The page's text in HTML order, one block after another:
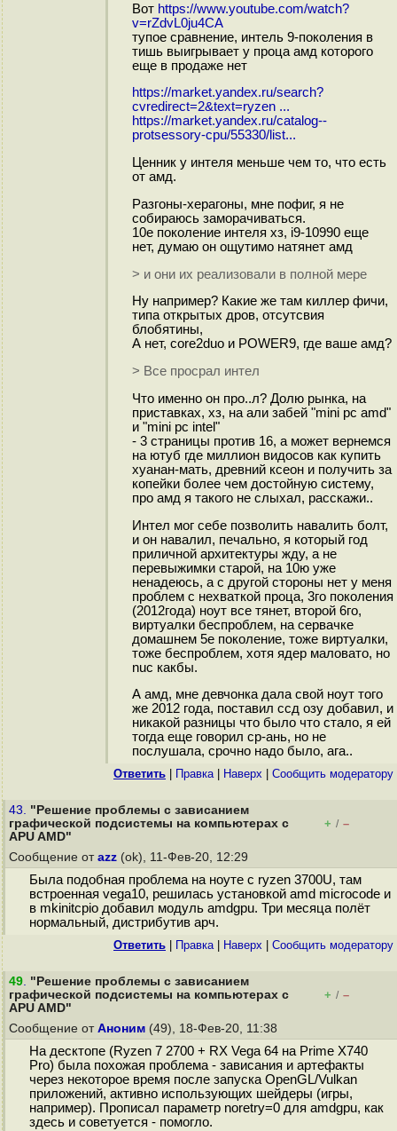
Вот https://www.youtube.com/watch?
v=rZdvL0ju4CA
тупое сравнение, интель 9-поколения в
тишь выигрывает у проца амд которого
еще в продаже нет
https://market.yandex.ru/search?
cvredirect=2&text=ryzen ...
https://market.yandex.ru/catalog--
protsessory-cpu/55330/list...
Ценник у интеля меньше чем то, что есть
от амд.
Разгоны-херагоны, мне пофиг, я не
собираюсь заморачиваться.
10е поколение интеля хз, i9-10990 еще
нет, думаю он ощутимо натянет амд
> и они их реализовали в полной мере
Ну например? Какие же там киллер фичи,
типа открытых дров, отсутсвия
блобятины,
А нет, core2duo и POWER9, где ваше амд?
> Все прос⁠рал интел
Что именно он про..л? Долю рынка, на
приставках, хз, на али забей "mini pc amd"
и "mini pc intel"
- 3 страницы против 16, а может вернемся
на ютуб где миллион видосов как купить
хуанан-мать, древний ксеон и получить за
копейки более чем достойную систему,
про амд я такого не слыхал, расскажи..
Интел мог себе позволить навалить болт,
и он навалил, печально, я который год
приличной архитектуры жду, а не
перевыжимки старой, на 10ю уже
ненадеюсь, а с другой стороны нет у меня
проблем с нехваткой проца, 3го поколения
(2012года) ноут все тянет, второй 6го,
виртуалки беспроблем, на сервачке
домашнем 5е поколение, тоже виртуалки,
тоже беспроблем, хотя ядер маловато, но
nuc какбы.
А амд, мне девчонка дала свой ноут того
же 2012 года, поставил ссд озу добавил, и
никакой разницы что было что стало, я ей
тогда еще говорил ср-ань, но не
послушала, срочно надо было, ага..
Ответить Правка| Наверх Cообщить модератору
43. "Решение проблемы с зависанием
графической подсистемы на компьютерах с
APU AMD"
+ / –
Сообщение от azz (ok), 11-Фев-20, 12:29
Была подобная проблема на ноуте с ryzen 3700U, там
встроенная vega10, решилась установкой amd microcode и
в mkinitcpio добавил модуль amdgpu. Три месяца полёт
нормальный, дистрибутив арч.
Ответить Правка| Наверх Cообщить модератору
49. "Решение проблемы с зависанием
графической подсистемы на компьютерах с
APU AMD"
+ / –
Сообщение от Аноним (49), 18-Фев-20, 11:38
На десктопе (Ryzen 7 2700 + RX Vega 64 на Prime X740
Pro) была похожая проблема - зависания и артефакты
через некоторое время после запуска OpenGL/Vulkan
приложений, активно использующих шейдеры (игры,
например). Прописал параметр noretry=0 для amdgpu, как
здесь и советуется - помогло.